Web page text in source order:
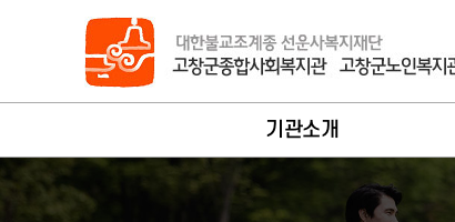
기관소개
법인대표인사말